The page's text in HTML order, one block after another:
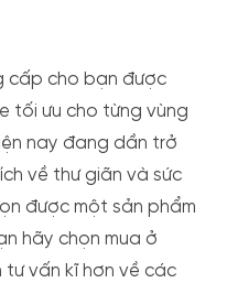
cấp cho bạn được
tối ưu cho từng vùng
nay đang dần trở
về thư giãn và sức
được một sản phẩm
hãy chọn mua ở
tư vấn kĩ hơn về các